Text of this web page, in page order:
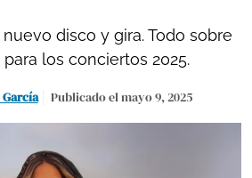
disco y gira. Todo sobre
los conciertos 2025.
Publicado el mayo 9, 2025